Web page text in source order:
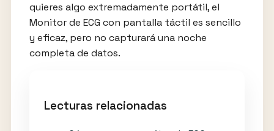
quieres algo extremadamente portátil, el
Monitor de ECG con pantalla táctil es sencillo
y eficaz, pero no capturará una noche
completa de datos.
Lecturas relacionadas